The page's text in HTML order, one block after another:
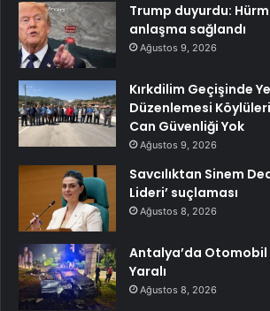
Trump duyurdu:
anlaşma sağlandı
Ağustos 9, 2026
Kırkdilim Geçişinde
Düzenlemesi
Can Güvenliği Yok
Ağustos 9, 2026
Savcılıktan Sinem
Lideri’ suçlaması
Ağustos 8, 2026
Antalya’da Otomobil
Yaralı
Ağustos 8, 2026